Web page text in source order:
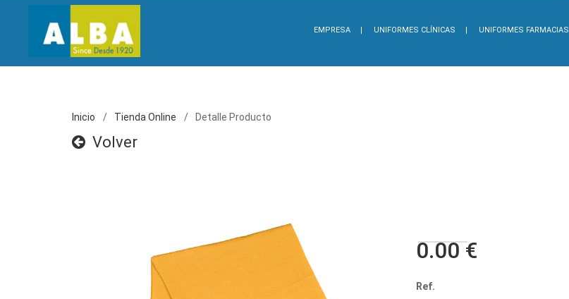
EMPRESA UNIFORMES CLÍNICAS UNIFORMES FARMACIAS
Inicio Tienda Online Detalle Producto
Volver
0.00 €
Ref.